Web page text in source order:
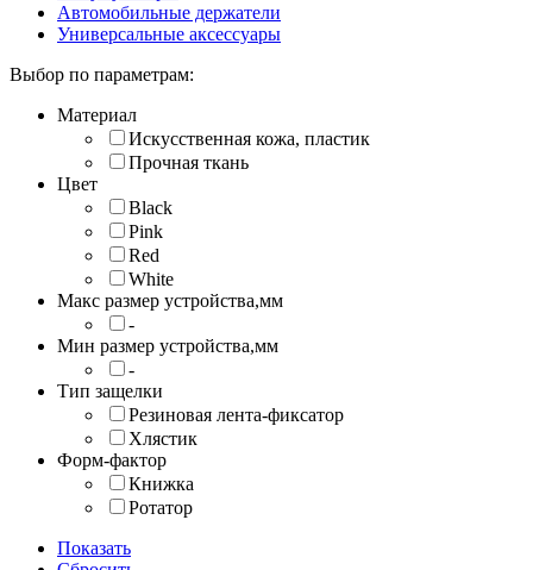
Автомобильные держатели
Универсальные аксессуары
Выбор по параметрам:
Материал
Искусственная кожа, пластик
Прочная ткань
Цвет
Black
Pink
Red
White
Макс размер устройства,мм
-
Мин размер устройства,мм
-
Тип защелки
Резиновая лента-фиксатор
Хлястик
Форм-фактор
Книжка
Ротатор
Показать